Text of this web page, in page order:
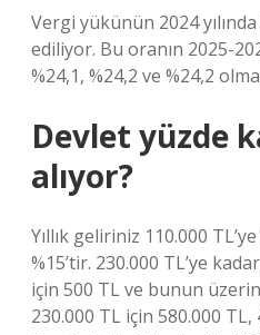
Vergi yükünün 2024
ediliyor. Bu oranın 2025-
%24,1, %24,2 ve %24,2
Devlet yüzde
alıyor?
Yıllık geliriniz 110.000
%15’tir. 230.000 TL’ye
için 500 TL ve bunun
230.000 TL için 580.000